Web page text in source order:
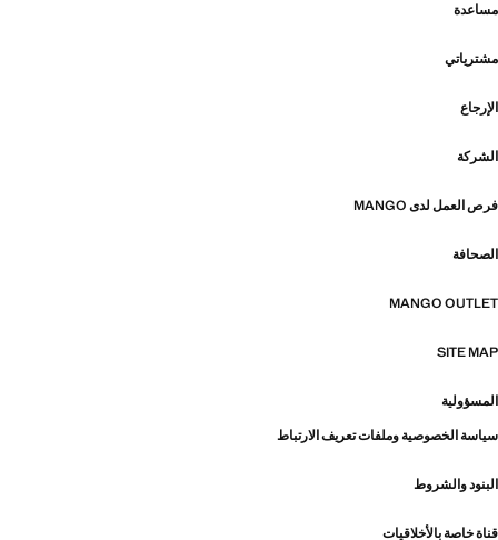
مساعدة
مشترياتي
الإرجاع
الشركة
فرص العمل لدى MANGO
الصحافة
MANGO OUTLET
SITE MAP
المسؤولية
سياسة الخصوصية وملفات تعريف الارتباط
البنود والشروط
قناة خاصة بالأخلاقيات